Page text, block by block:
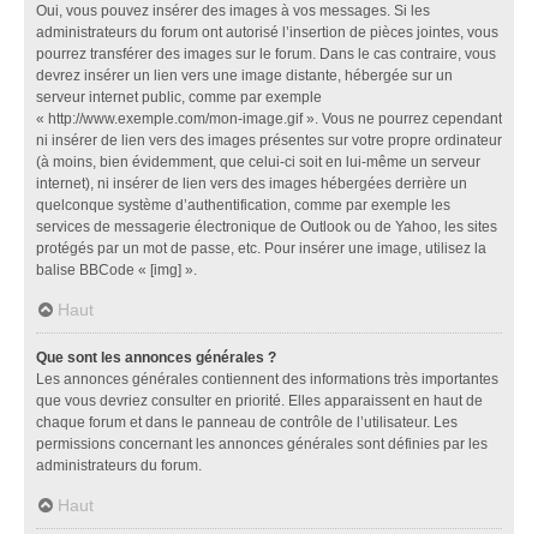
Oui, vous pouvez insérer des images à vos messages. Si les
administrateurs du forum ont autorisé l’insertion de pièces jointes, vous
pourrez transférer des images sur le forum. Dans le cas contraire, vous
devrez insérer un lien vers une image distante, hébergée sur un
serveur internet public, comme par exemple
« http://www.exemple.com/mon-image.gif ». Vous ne pourrez cependant
ni insérer de lien vers des images présentes sur votre propre ordinateur
(à moins, bien évidemment, que celui-ci soit en lui-même un serveur
internet), ni insérer de lien vers des images hébergées derrière un
quelconque système d’authentification, comme par exemple les
services de messagerie électronique de Outlook ou de Yahoo, les sites
protégés par un mot de passe, etc. Pour insérer une image, utilisez la
balise BBCode « [img] ».
Haut
Que sont les annonces générales ?
Les annonces générales contiennent des informations très importantes
que vous devriez consulter en priorité. Elles apparaissent en haut de
chaque forum et dans le panneau de contrôle de l’utilisateur. Les
permissions concernant les annonces générales sont définies par les
administrateurs du forum.
Haut